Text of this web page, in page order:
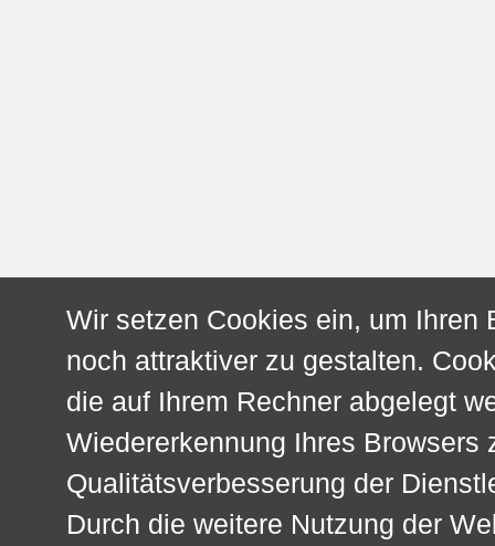
Wir setzen Cookies ein, um Ihren
noch attraktiver zu gestalten.
die auf Ihrem Rechner abgelegt
Wiedererkennung Ihres Browsers
Qualitätsverbesserung der
Durch die weitere Nutzung der